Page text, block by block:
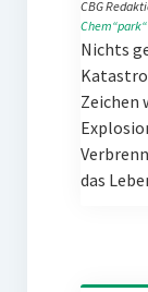
CBG
Chem“park“
Nichts
Zeichen
das